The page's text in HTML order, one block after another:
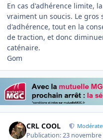
En cas d'adhérence limite,
vraiment un soucis. Le
d'adhérence, tout en la
de traction, et donc
caténaire.
Gom
CRL COOL
Publication:23 novembre